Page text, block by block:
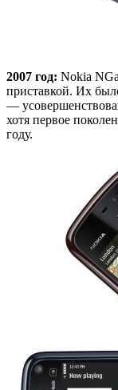
2007 год: Nokia
приставкой. Их
—
хотя первое
году.